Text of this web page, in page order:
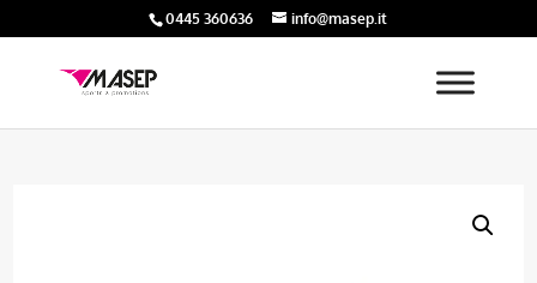
0445 360636 info@masep.it